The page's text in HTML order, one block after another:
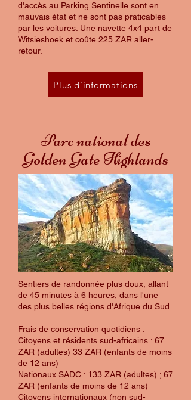
d'accès au Parking Sentinelle sont en
mauvais état et ne sont pas praticables
par les voitures. Une navette 4x4 part de
Witsieshoek et coûte 225 ZAR aller-
retour.
Plus d'informations
Parc national des
Golden Gate Highlands
​Sentiers de randonnée plus doux, allant
de 45 minutes à 6 heures, dans l'une
des plus belles régions d'Afrique du Sud.
Frais de conservation quotidiens :
Citoyens et résidents sud-africains : 67
ZAR (adultes) 33 ZAR (enfants de moins
de 12 ans)
Nationaux SADC : 133 ZAR (adultes) ; 67
ZAR (enfants de moins de 12 ans)
Citoyens internationaux (non sud-